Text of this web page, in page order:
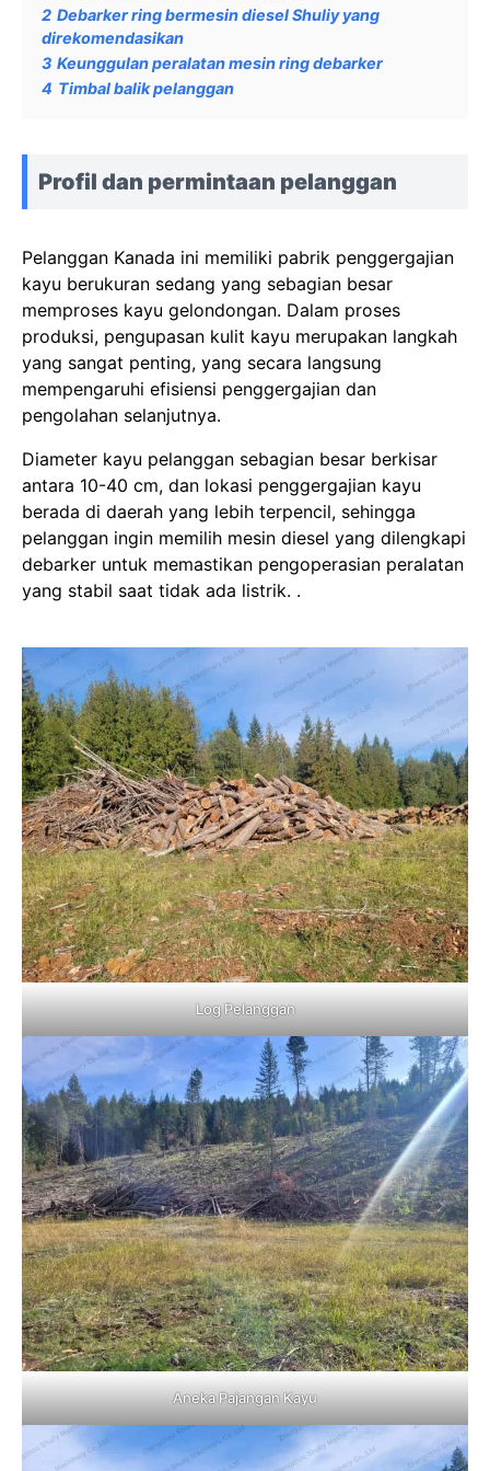
2 Debarker ring bermesin diesel Shuliy yang
direkomendasikan
3 Keunggulan peralatan mesin ring debarker
4 Timbal balik pelanggan
Profil dan permintaan pelanggan
Pelanggan Kanada ini memiliki pabrik penggergajian
kayu berukuran sedang yang sebagian besar
memproses kayu gelondongan. Dalam proses
produksi, pengupasan kulit kayu merupakan langkah
yang sangat penting, yang secara langsung
mempengaruhi efisiensi penggergajian dan
pengolahan selanjutnya.
Diameter kayu pelanggan sebagian besar berkisar
antara 10-40 cm, dan lokasi penggergajian kayu
berada di daerah yang lebih terpencil, sehingga
pelanggan ingin memilih mesin diesel yang dilengkapi
debarker untuk memastikan pengoperasian peralatan
yang stabil saat tidak ada listrik. .
Log Pelanggan
Aneka Pajangan Kayu